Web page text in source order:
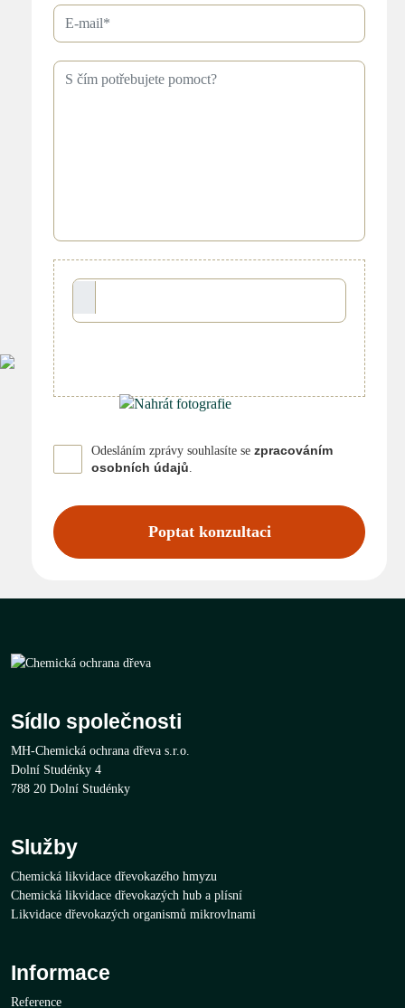
Odesláním zprávy souhlasíte se zpracováním
osobních údajů
Poptat konzultaci
Sídlo společnosti
MH-Chemická ochrana dřeva s.r.o.
Dolní Studénky 4
788 20 Dolní Studénky
Služby
Chemická likvidace dřevokazého hmyzu
Chemická likvidace dřevokazých hub a plísní
Likvidace dřevokazých organismů mikrovlnami
Informace
Reference